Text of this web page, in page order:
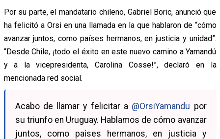
Por su parte, el mandatario chileno, Gabriel Boric, anunció que
ha felicitó a Orsi en una llamada en la que hablaron de “cómo
avanzar juntos, como países hermanos, en justicia y unidad”.
“Desde Chile, ¡todo el éxito en este nuevo camino a Yamandú
y a la vicepresidenta, Carolina Cosse!”, declaró en la
mencionada red social.
Acabo de llamar y felicitar a @OrsiYamandu por
su triunfo en Uruguay. Hablamos de cómo avanzar
juntos, como países hermanos, en justicia y